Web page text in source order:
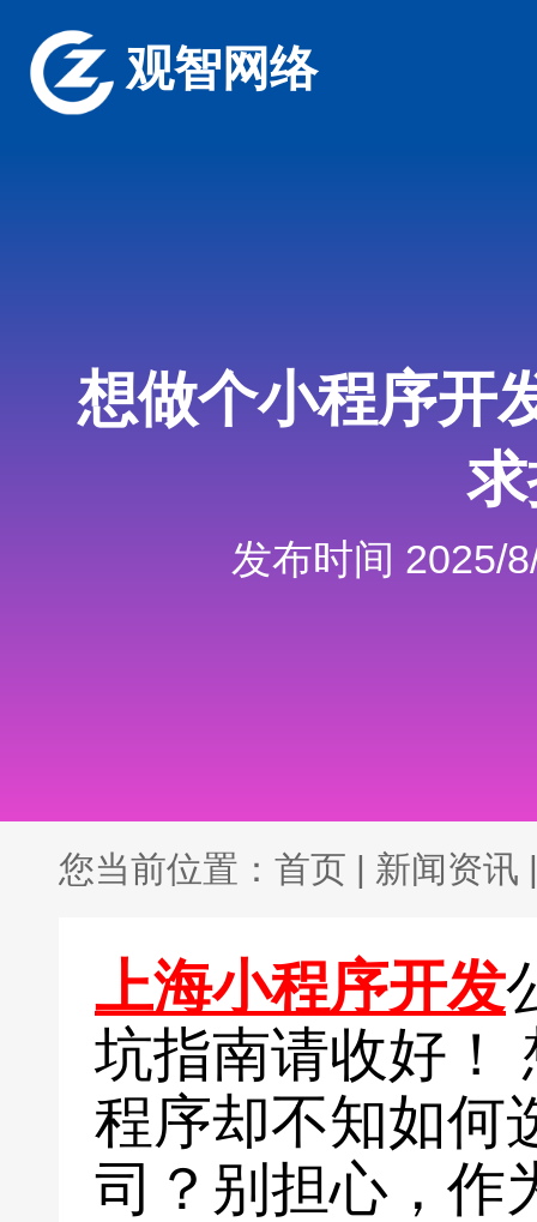
观智网络
想做个小程序开
发布时间 2025/
您当前位置： 首页 | 新闻资讯 |
上海小程序开发
坑指南请收好！
程序却不知如何
司？别担心，作